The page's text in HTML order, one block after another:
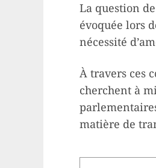
La question
évoquée lors
nécessité
À travers ces
cherchent à
matière de